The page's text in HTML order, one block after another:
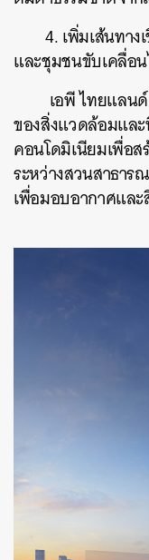
4. เพิ่มเส้นทา
และชุมชนขับเคลื่อ
เอพี ไทยแลน
ของสิ่งแวดล้อมแล
คอนโดมิเนียมเพื่อส
ระหว่างสวนสาธาร
เพื่อมอบอากาศแล